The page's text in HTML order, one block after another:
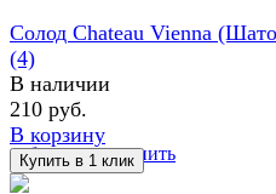
избранное сравнить
Солод Chateau Vienna
(4)
В наличии
210 руб.
В корзину